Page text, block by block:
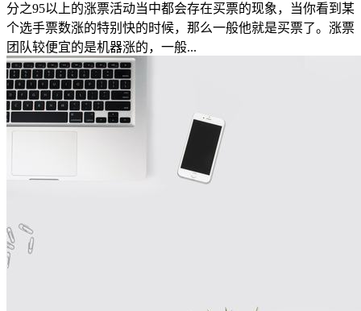
分之95以上的涨票活动当中都会存在买票的现象，当你看到某
个选手票数涨的特别快的时候，那么一般他就是买票了。涨票
团队较便宜的是机器涨的，一般...